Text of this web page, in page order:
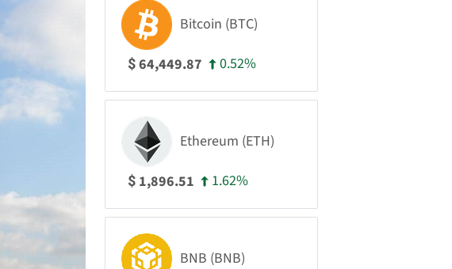
Bitcoin (BTC)
$64,449.87 0.52%
Ethereum (ETH)
$ 1,896.51 1.62%
BNB (BNB)